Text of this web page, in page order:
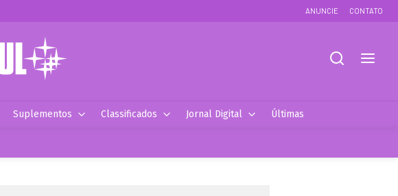
ANUNCIE CONTATO
Suplementos Classificados Jornal Digital Últimas